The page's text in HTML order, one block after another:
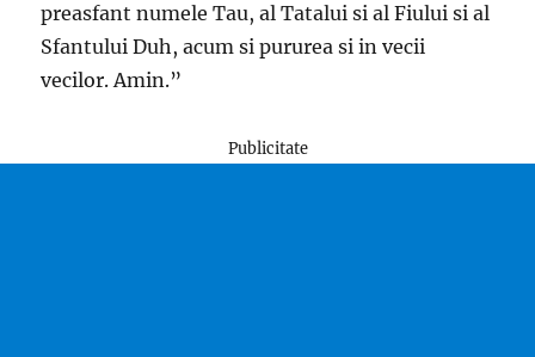
preasfant numele Tau, al Tatalui si al Fiului si al
Sfantului Duh, acum si pururea si in vecii
vecilor. Amin.”
Publicitate